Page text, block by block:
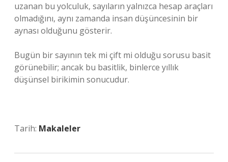
uzanan bu yolculuk, sayıların yalnızca hesap araçları
olmadığını, aynı zamanda insan düşüncesinin bir
aynası olduğunu gösterir.
Bugün bir sayının tek mi çift mi olduğu sorusu basit
görünebilir; ancak bu basitlik, binlerce yıllık
düşünsel birikimin sonucudur.
Tarih: Makaleler